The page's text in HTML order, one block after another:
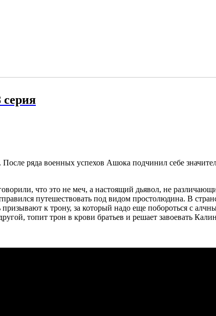
ряда военных успехов Ашока подчинил себе
что это не меч, а настоящий дьявол, не
путешествовать под видом простолюдина. В
к трону, за который надо еще побороться с
топит трон в крови братьев и решает завоевать